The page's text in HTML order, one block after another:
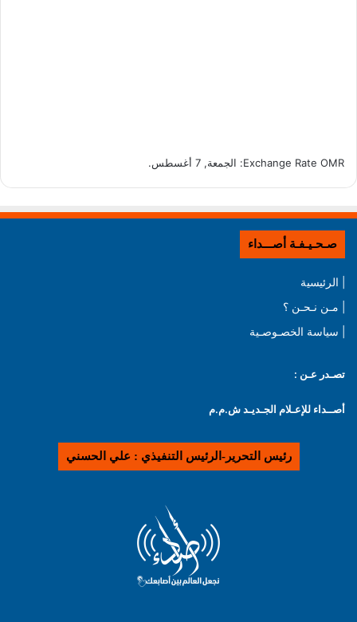
Exchange Rate OMR : الجمعة, 7 أغسطس.
صـحـيـفـة أصـــداء
| الرئيسية
| مـن نـحـن ؟
| سياسة الخصـوصـية
تصـدر عـن :
أصــداء للإعـلام الجـديـد ش.م.م
رئيس التحرير-الرئيس التنفيذي : علي الحسني